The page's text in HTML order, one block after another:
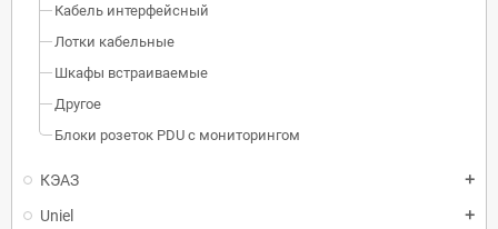
Кабель интерфейсный
Лотки кабельные
Шкафы встраиваемые
Другое
Блоки розеток PDU с мониторингом
КЭАЗ
Uniel